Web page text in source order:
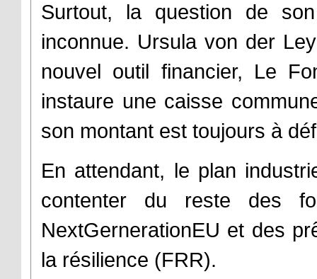
Surtout, la question de
inconnue. Ursula von der
nouvel outil financier, Le
instaure une caisse
son montant est toujours à
En attendant, le plan
contenter du reste des
NextGernerationEU et des
la résilience (FRR).